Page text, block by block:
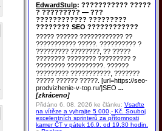
EdwardStulp: ??????????? ?????
? ????????? — ???
???????????? ?????????
???????? SEO ????????????
????? ?????? ???????????? ??
??????????? ?????. ?????????? ?
????????? ????????, ?? ?????
???????? ???????? ????????? ?
???????? ??????????. ??????
????????? ???????????, ???????
????? ?????? ?????. [url=https://seo-
prodvizhenie-v-top.ru/]SEO ...
[zkráceno]
Přidáno 6. 08. 2026 ke článku: Vsaďte
na vítěze a vyhrajte 5 000,- Kč. Souboj
excelentních sprinterů za přítomnosti
kamer ČT v pátek 16.9. od 19.30 hodin.